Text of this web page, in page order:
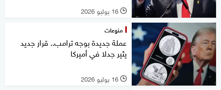
l 16 يوليو 2026
منوعات
عملة جديدة بوجه ترامب.. قرار جديد
يثير جدلا في أميركا
l 16 يوليو 2026